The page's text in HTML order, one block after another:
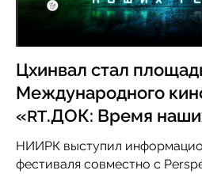
Цхинвал стал
Международного
«RT.ДОК: Время
НИИРК выступил
фестиваля совместно с